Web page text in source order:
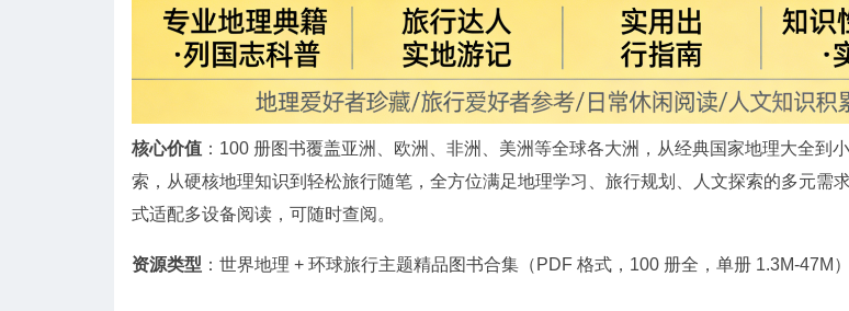
核心价值 ：100 册图书覆盖亚洲、欧洲、非洲、美洲等全球各大洲，从经典国家地理大全到
索，从硬核地理知识到轻松旅行随笔，全方位满足地理学习、旅行规划、人文探索的多元需
式适配多设备阅读，可随时查阅。
资源类型 ：世界地理 + 环球旅行主题精品图书合集（PDF 格式，100 册全，单册 1.3M-47M）